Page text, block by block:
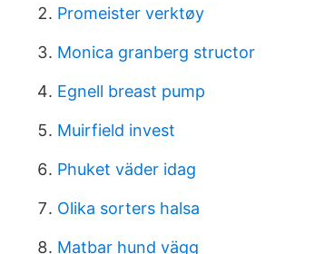
Promeister verktøy
Monica granberg structor
Egnell breast pump
Muirfield invest
Phuket väder idag
Olika sorters halsa
Matbar hund vägg